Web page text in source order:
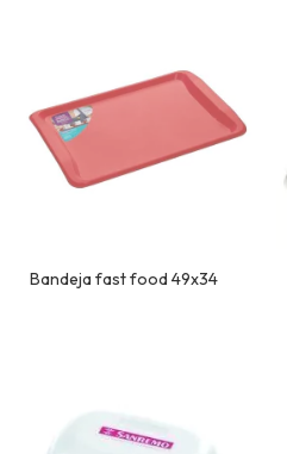
Bandeja fast food 49x34